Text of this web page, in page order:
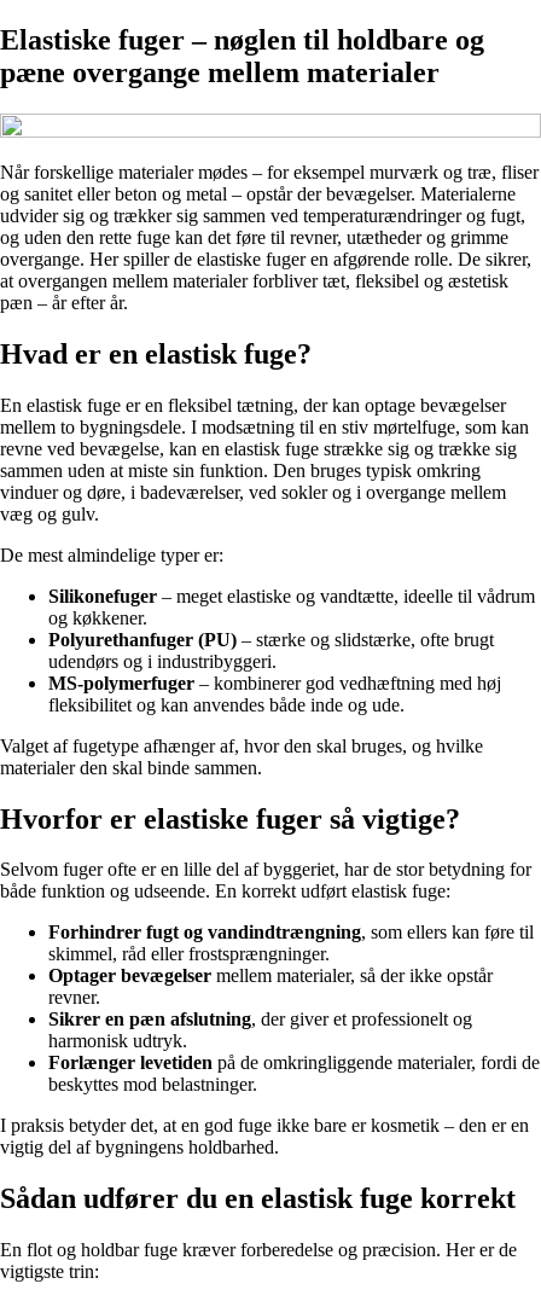
Elastiske fuger – nøglen til holdbare og
pæne overgange mellem materialer
Når forskellige materialer mødes – for eksempel murværk og træ, fliser
og sanitet eller beton og metal – opstår der bevægelser. Materialerne
udvider sig og trækker sig sammen ved temperaturændringer og fugt,
og uden den rette fuge kan det føre til revner, utætheder og grimme
overgange. Her spiller de elastiske fuger en afgørende rolle. De sikrer,
at overgangen mellem materialer forbliver tæt, fleksibel og æstetisk
pæn – år efter år.
Hvad er en elastisk fuge?
En elastisk fuge er en fleksibel tætning, der kan optage bevægelser
mellem to bygningsdele. I modsætning til en stiv mørtelfuge, som kan
revne ved bevægelse, kan en elastisk fuge strække sig og trække sig
sammen uden at miste sin funktion. Den bruges typisk omkring
vinduer og døre, i badeværelser, ved sokler og i overgange mellem
væg og gulv.
De mest almindelige typer er:
Silikonefuger – meget elastiske og vandtætte, ideelle til vådrum
og køkkener.
Polyurethanfuger (PU) – stærke og slidstærke, ofte brugt
udendørs og i industribyggeri.
MS-polymerfuger – kombinerer god vedhæftning med høj
fleksibilitet og kan anvendes både inde og ude.
Valget af fugetype afhænger af, hvor den skal bruges, og hvilke
materialer den skal binde sammen.
Hvorfor er elastiske fuger så vigtige?
Selvom fuger ofte er en lille del af byggeriet, har de stor betydning for
både funktion og udseende. En korrekt udført elastisk fuge:
Forhindrer fugt og vandindtrængning, som ellers kan føre til
skimmel, råd eller frostsprængninger.
Optager bevægelser mellem materialer, så der ikke opstår
revner.
Sikrer en pæn afslutning, der giver et professionelt og
harmonisk udtryk.
Forlænger levetiden på de omkringliggende materialer, fordi de
beskyttes mod belastninger.
I praksis betyder det, at en god fuge ikke bare er kosmetik – den er en
vigtig del af bygningens holdbarhed.
Sådan udfører du en elastisk fuge korrekt
En flot og holdbar fuge kræver forberedelse og præcision. Her er de
vigtigste trin: